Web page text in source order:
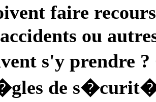
faire
ou
s'y prendre
de